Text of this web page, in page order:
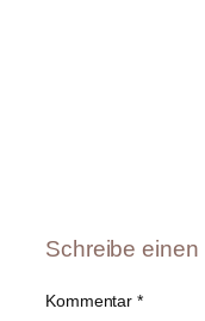
Schreibe
Kommentar*